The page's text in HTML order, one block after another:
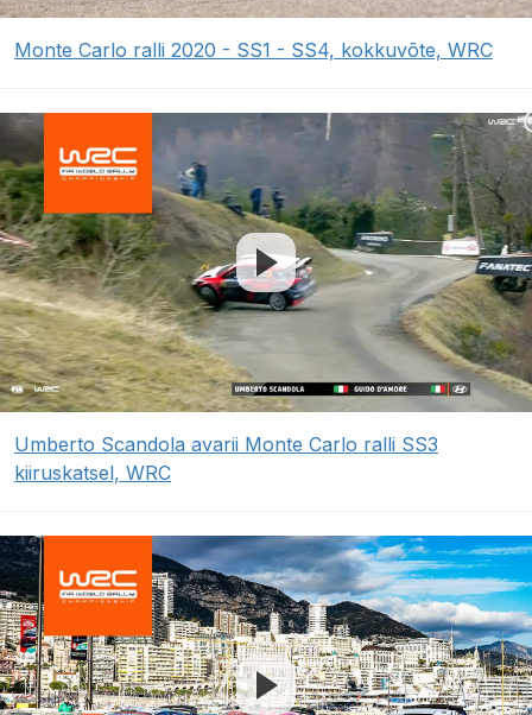
Monte Carlo ralli 2020 - SS1 - SS4, kokkuvõte, WRC
Umberto Scandola avarii Monte Carlo ralli SS3
kiiruskatsel, WRC